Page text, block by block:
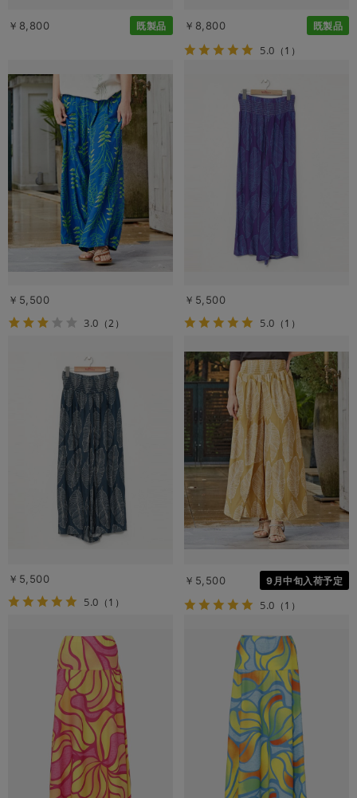
￥8,800 既製品 ￥8,800 既製品
5.0 （1）
￥5,500
3.0 （2）
￥5,500
5.0 （1）
￥5,500
5.0 （1）
￥5,500 9月中旬入荷予定
5.0 （1）